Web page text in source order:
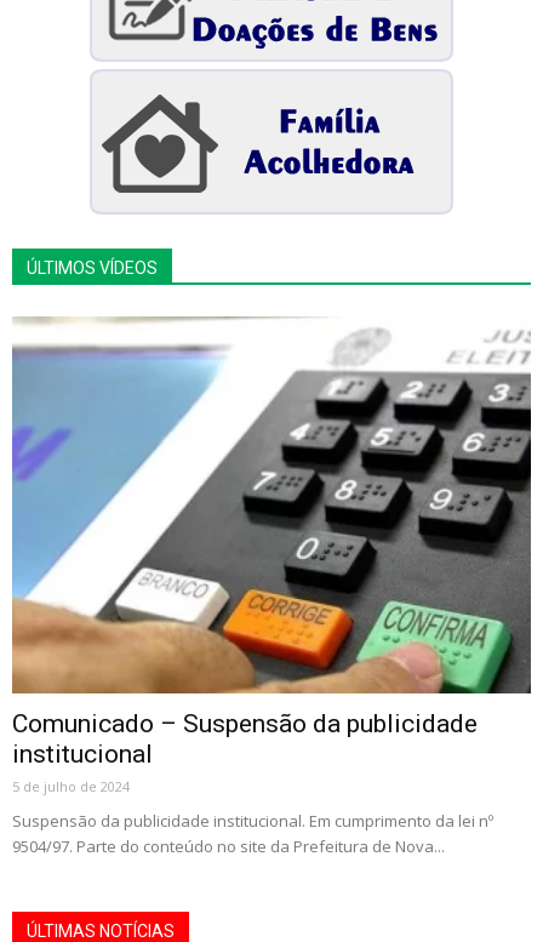
ÚLTIMOS VÍDEOS
Comunicado – Suspensão da publicidade
institucional
5 de julho de 2024
Suspensão da publicidade institucional. Em cumprimento da lei nº
9504/97. Parte do conteúdo no site da Prefeitura de Nova...
ÚLTIMAS NOTÍCIAS